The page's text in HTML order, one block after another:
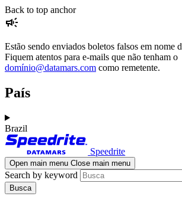
Skip
to
content
Skip
to
Back to top anchor
campaign
Estão sendo enviados boletos falsos em nome
Fiquem atentos para e-mails que não tenham o
domínio@datamars.com como remetente.
País
Brazil
Speedrite
Open main menu Close main menu
Search by keyword